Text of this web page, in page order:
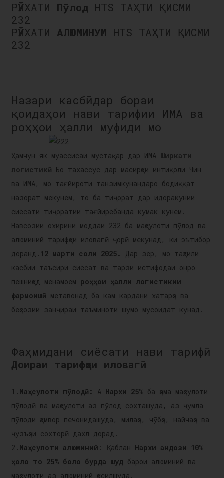
РӮЙХАТИ ПӯлодHTS ТАҲТИ ҚИСМИ
232
РӮЙХАТИ АЛЮМИНУМ HTS ТАҲТИ ҚИСМИ
232
Назари касбӣ дар бораи
қоидаҳои нави тарифии ИМА ва
роҳҳои ҳалли муфиди мо
Ҳамчун як муассисаи мустақар дар ИМА Ширкати
логистикӣ Бо тахассус дар масирҳои интиқоли Чин
ва ИМА, мо тағйироти танзимкунандаро бодиққат
назорат мекунем, то ба тиҷорат дар идоракунии
сиёсати тиҷоратии тағйирёбанда кумак кунем.
Навсозии охирини моддаи 232 ба маҳсулоти пӯлод ва
алюминий тарифҳои иловагӣ ҷорӣ мекунад, ки эътибор
доранд. 12 марти соли 2025.
Дар зер, мо таҳлили
касбии таъсири сиёсат ва тарзи истифодаи онро
пешниҳод менамоем роҳҳои ҳалли логистикии
фармоишӣ метавонад ба кам кардани хатарҳо ва
беҳсозии занҷираи таъминоти шумо мусоидат кунад.
Фаҳмидани сиёсати нави тарифӣ
Доираи тарифҳои иловагӣ
1. Маҳсулоти пӯлодӣ: А Нархи 25%ба ҳама маҳсулоти
пӯлодӣ ва маҳсулоти аз пӯлод сохташуда, аз ҷумла
пӯлоди ҳамвор печонидашуда, милаҳо, чӯбҳо, найчаҳо ва
ҷузъҳои сохторӣ дахл дорад.
2. Маҳсулоти алюминий : Қаблан Нархи андози 10%
ҳоло то 25% боло бурда шуд барои алюминий ва
маҳсулоти аз алюминий ҳосилшуда.